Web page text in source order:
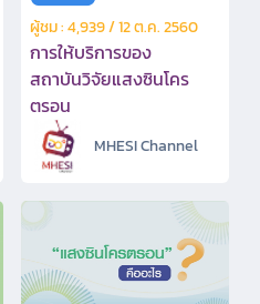
ผู้ชม : 4,939 / 12 ต.ค. 2560
การให้บริการของ
สถาบันวิจัยแสงซินโคร
ตรอน
MHESI Channel